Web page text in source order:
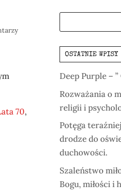
70,
OSTATNIE WPISY
Deep Purple – ”
Rozważania o
religii i
Potęga
drodze do
duchowości.
Szaleństwo
Bogu, miłości i